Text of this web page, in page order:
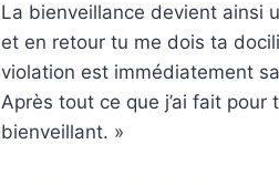
La bienveillance devient ainsi
et en retour tu me dois ta
violation est immédiatement
Après tout ce que j’ai fait pour
bienveillant. »